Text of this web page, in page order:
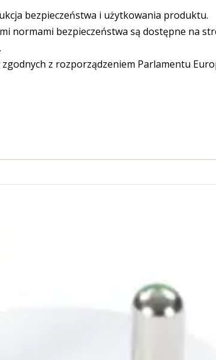
bezpieczeństwa i użytkowania produktu.
normami bezpieczeństwa są dostępne na
z rozporządzeniem Parlamentu